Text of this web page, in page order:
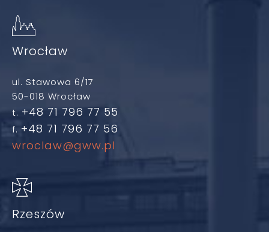
Wrocław
ul. Stawowa 6/17
50-018 Wrocław
t. +48 71 796 77 55
f. +48 71 796 77 56
wroclaw@gww.pl
Rzeszów